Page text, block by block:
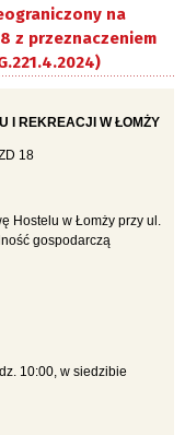
na
z przeznaczeniem
I REKREACJI W ŁOMŻY
18
Hostelu w Łomży przy ul.
gospodarczą
10:00, w siedzibie